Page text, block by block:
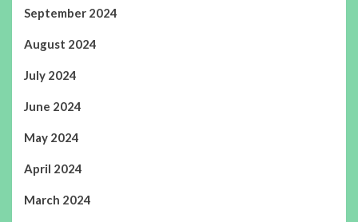
September 2024
August 2024
July 2024
June 2024
May 2024
April 2024
March 2024